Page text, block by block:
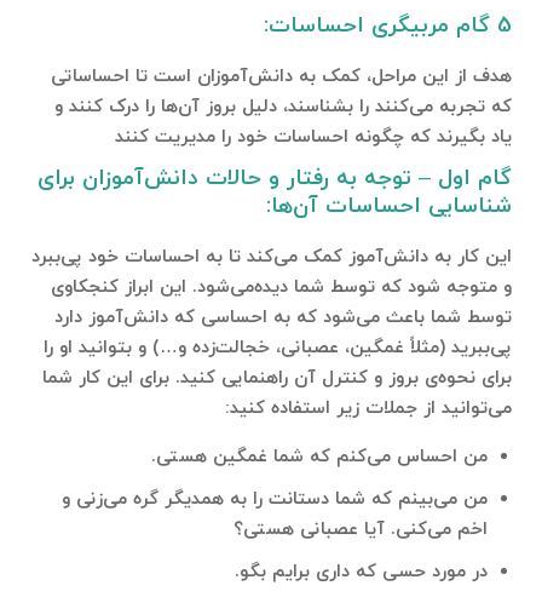
5 گام مربیگری احساسات:
هدف از این مراحل، کمک به دانش‌­آموزان است تا احساساتی
که تجربه می­‌کنند را بشناسند، دلیل بروز آن­‌ها را درک کنند و
یاد بگیرند که چگونه احساسات خود را مدیریت کنند
گام اول – توجه به رفتار و حالات دانش‌آموزان برای
شناسایی احساسات آن‌ها:
این کار به دانش‌آموز کمک می‌کند تا به احساسات خود پی‌ببرد
و متوجه شود که توسط شما دیده‌می‌شود. این ابراز کنجکاوی
توسط شما باعث می‌شود که به احساسی که دانش‌آموز دارد
پی‌ببرید (مثلاً غمگین، عصبانی، خجالت‌زده و…) و بتوانید او را
برای نحوه‌ی بروز و کنترل آن راهنمایی کنید. برای این کار شما
می‌توانید از جملات زیر استفاده‌ کنید:
من احساس می‌کنم که شما غمگین هستی.
من می‌بینم که شما دستانت را به همدیگر گره می‌زنی و
اخم می‌کنی. آیا عصبانی هستی؟
در مورد حسی که داری برایم بگو.